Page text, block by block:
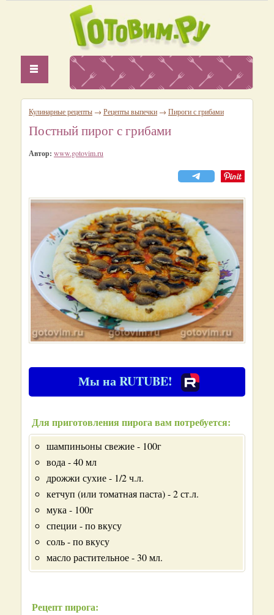
Кулинарные рецепты → Рецепты выпечки → Пироги с грибами
Постный пирог с грибами
Автор: www.gotovim.ru
Мы на RUTUBE!
Для приготовления пирога вам потребуется:
шампиньоны свежие - 100г
вода - 40 мл
дрожжи сухие - 1/2 ч.л.
кетчуп (или томатная паста) - 2 ст.л.
мука - 100г
специи - по вкусу
соль - по вкусу
масло растительное - 30 мл.
Рецепт пирога: